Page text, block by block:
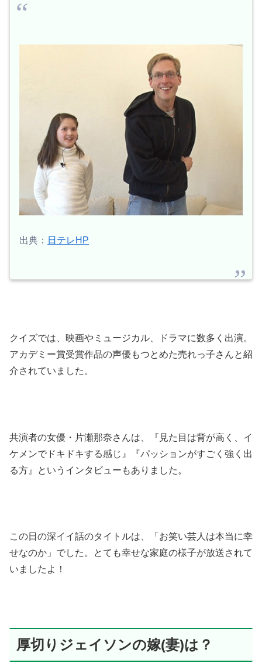
出典： 日テレHP
クイズでは、映画やミュージカル、ドラマに数多く出演。
アカデミー賞受賞作品の声優もつとめた売れっ子さんと紹
介されていました。
共演者の女優・片瀬那奈さんは、『見た目は背が高く、イ
ケメンでドキドキする感じ』『パッションがすごく強く出
る方』というインタビューもありました。
この日の深イイ話のタイトルは、「お笑い芸人は本当に幸
せなのか」でした。とても幸せな家庭の様子が放送されて
いましたよ！
厚切りジェイソンの嫁(妻)は？